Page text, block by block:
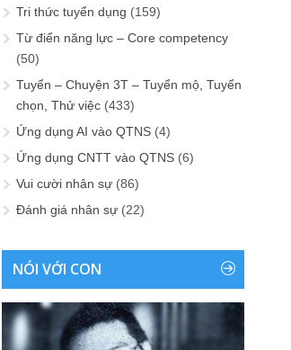
Tri thức tuyển dụng (159)
Từ điển năng lực – Core competency
(50)
Tuyển – Chuyện 3T – Tuyển mộ, Tuyển
chọn, Thử việc (433)
Ứng dụng AI vào QTNS (4)
Ứng dụng CNTT vào QTNS (6)
Vui cười nhân sự (86)
Đánh giá nhân sự (22)
NÓI VỚI CON